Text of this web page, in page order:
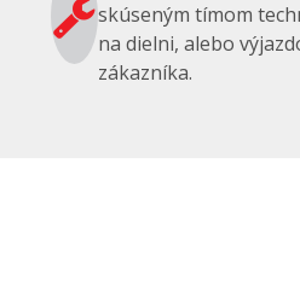
skúseným tímom
na dielni, alebo
zákazníka.